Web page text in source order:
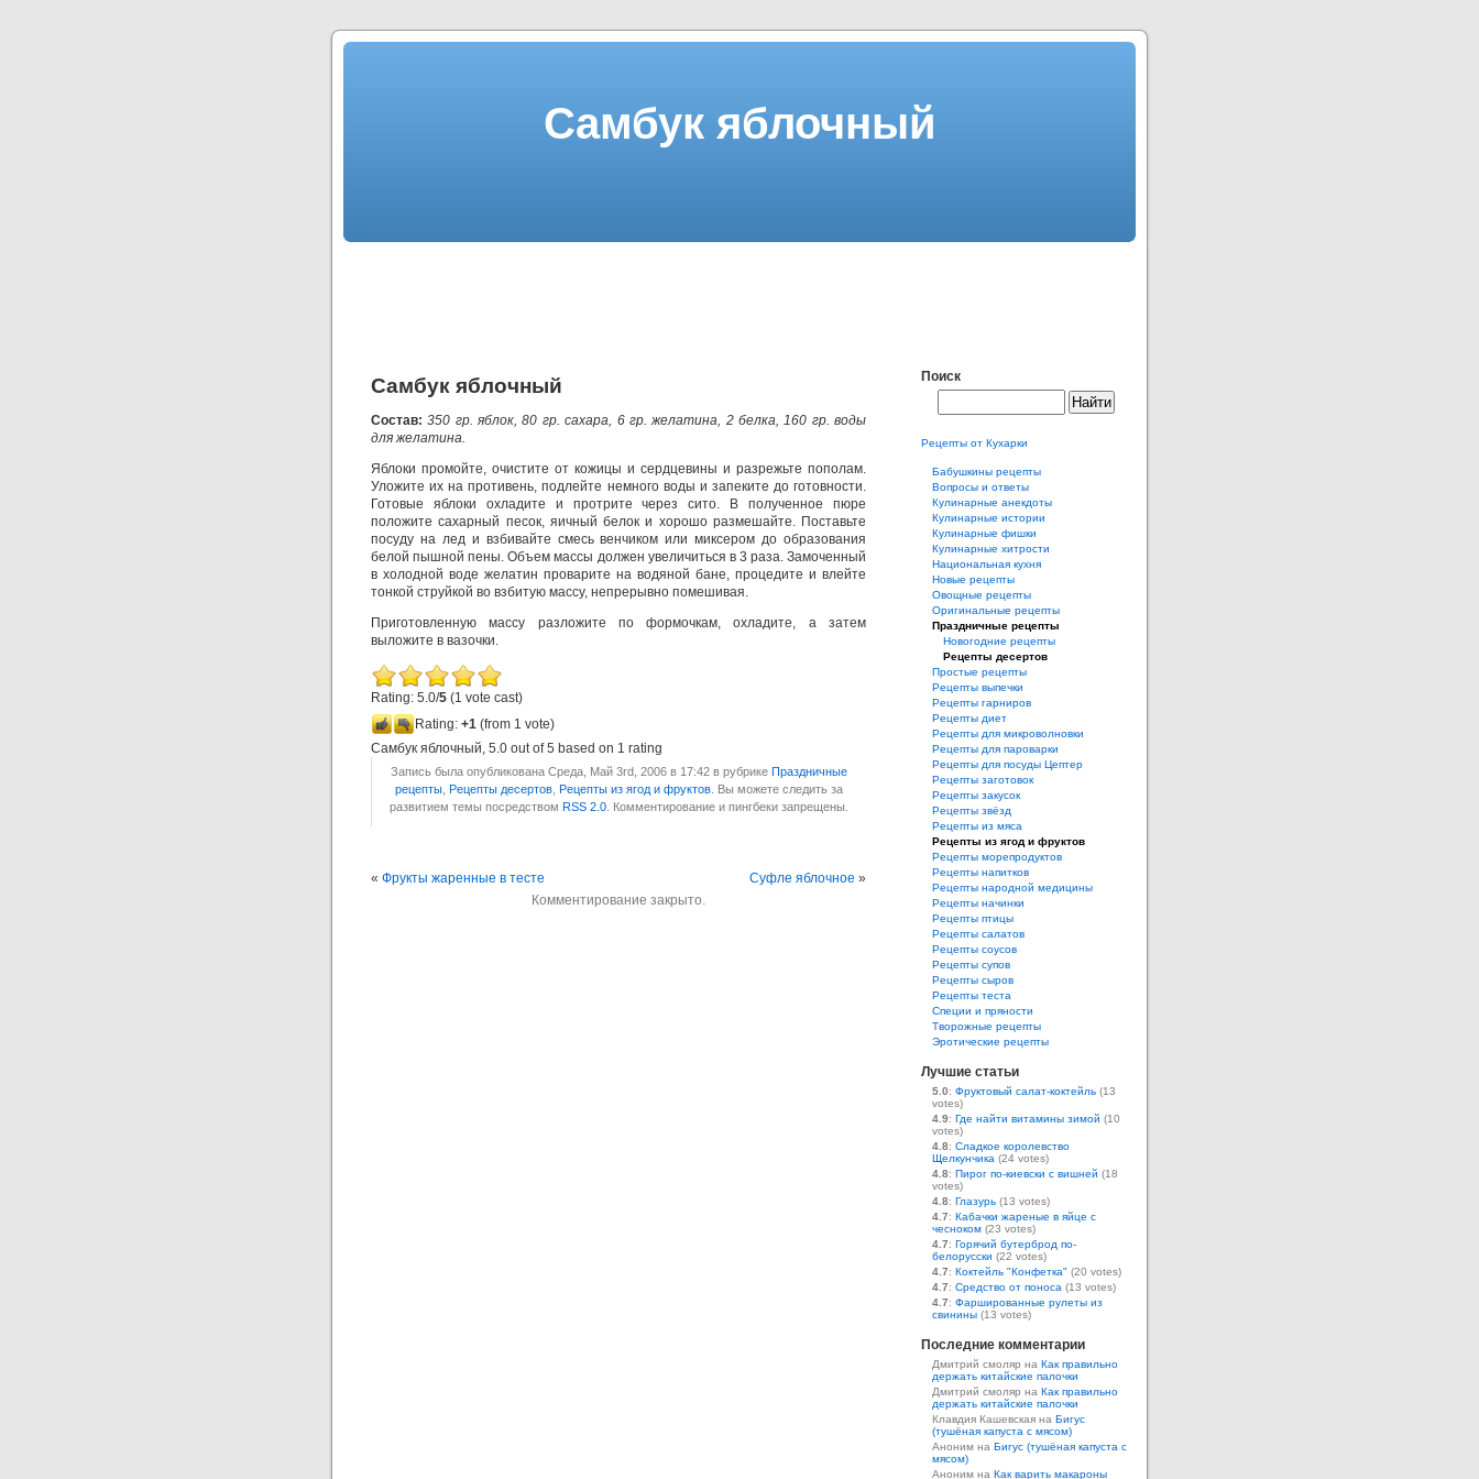
Самбук яблочный
Самбук яблочный
Состав:350 гр. яблок, 80 гр. сахара, 6 гр. желатина, 2 белка, 160 гр. воды
для желатина.
Яблоки промойте, очистите от кожицы и сердцевины и разрежьте пополам.
Уложите их на противень, подлейте немного воды и запеките до готовности.
Готовые яблоки охладите и протрите через сито. В полученное пюре
положите сахарный песок, яичный белок и хорошо размешайте. Поставьте
посуду на лед и взбивайте смесь венчиком или миксером до образования
белой пышной пены. Объем массы должен увеличиться в 3 раза. Замоченный
в холодной воде желатин проварите на водяной бане, процедите и влейте
тонкой струйкой во взбитую массу, непрерывно помешивая.
Приготовленную массу разложите по формочкам, охладите, а затем
выложите в вазочки.
Rating: 5.0/5 (1 vote cast)
Rating: +1 (from 1 vote)
Самбук яблочный, 5.0 out of5 based on 1 rating
Запись была опубликована Среда, Май 3rd, 2006 в 17:42 в рубрике Праздничные
рецепты Рецепты десертов Рецепты из ягод и фруктов . Вы можете следить за
развитием темы посредством RSS 2.0 . Комментирование и пингбеки запрещены.
« Фрукты жаренные в тесте Суфле яблочное »
Комментирование закрыто.
Поиск
Рецепты от Кухарки
Бабушкины рецепты
Вопросы и ответы
Кулинарные анекдоты
Кулинарные истории
Кулинарные фишки
Кулинарные хитрости
Национальная кухня
Новые рецепты
Овощные рецепты
Оригинальные рецепты
Праздничные рецепты
Новогодние рецепты
Рецепты десертов
Простые рецепты
Рецепты выпечки
Рецепты гарниров
Рецепты диет
Рецепты для микроволновки
Рецепты для пароварки
Рецепты для посуды Цептер
Рецепты заготовок
Рецепты закусок
Рецепты звёзд
Рецепты из мяса
Рецепты из ягод и фруктов
Рецепты морепродуктов
Рецепты напитков
Рецепты народной медицины
Рецепты начинки
Рецепты птицы
Рецепты салатов
Рецепты соусов
Рецепты супов
Рецепты сыров
Рецепты теста
Специи и пряности
Творожные рецепты
Эротические рецепты
Лучшие статьи
5.0: Фруктовый салат-коктейль (13
votes)
4.9: Где найти витамины зимой (10
votes)
4.8: Сладкое королевство
Щелкунчика (24 votes)
4.8: Пирог по-киевски с вишней (18
votes)
4.8: Глазурь (13 votes)
4.7: Кабачки жареные в яйце с
чесноком (23 votes)
4.7: Горячий бутерброд по-
белорусски (22 votes)
4.7: Коктейль "Конфетка" (20 votes)
4.7: Средство от поноса (13 votes)
4.7: Фаршированные рулеты из
свинины (13 votes)
Последние комментарии
Дмитрий смоляр на Как правильно
держать китайские палочки
Дмитрий смоляр на Как правильно
держать китайские палочки
Клавдия Кашевская на Бигус
(тушёная капуста с мясом)
Аноним на Бигус (тушёная капуста с
мясом)
Аноним на Как варить макароны